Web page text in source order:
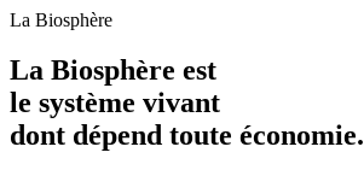
La Biosphère
La Biosphère est
le système vivant
dont dépend toute économie.